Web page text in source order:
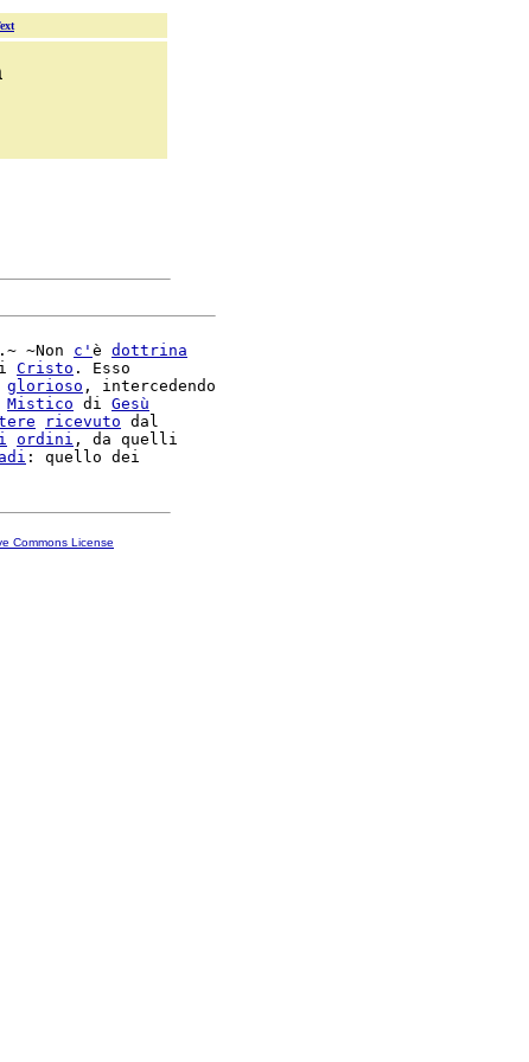
.~ ~Non c' è dottrina
Cristo . Esso
glorioso , intercedendo
Mistico di Gesù
ricevuto dal
ordini , da quelli
Commons License